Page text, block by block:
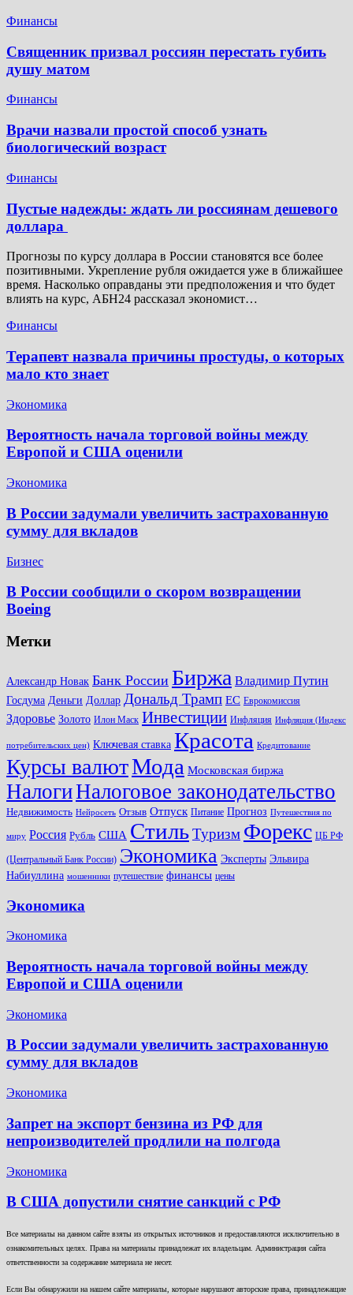
Финансы
Священник призвал россиян перестать губить
душу матом
Финансы
Врачи назвали простой способ узнать
биологический возраст
Финансы
Пустые надежды: ждать ли россиянам дешевого
доллара
Прогнозы по курсу доллара в России становятся все более
позитивными. Укрепление рубля ожидается уже в ближайшее
время. Насколько оправданы эти предположения и что будет
влиять на курс, АБН24 рассказал экономист…
Финансы
Терапевт назвала причины простуды, о которых
мало кто знает
Экономика
Вероятность начала торговой войны между
Европой и США оценили
Экономика
В России задумали увеличить застрахованную
сумму для вкладов
Бизнес
В России сообщили о скором возвращении
Boeing
Метки
Александр Новак Банк России Биржа Владимир Путин
Госдума Деньги Доллар Дональд Трамп ЕС Еврокомиссия
Здоровье Золото Илон Маск Инвестиции Инфляция Инфляция (Индекс
потребительских цен) Ключевая ставка Красота Кредитование
Курсы валютМода Московская биржа
НалогиНалоговое законодательство
Недвижимость Нейросеть Отзыв Отпуск Питание Прогноз Путешествия по
миру Россия Рубль США СтильТуризм Форекс ЦБ РФ
(Центральный Банк России) Экономика Эксперты Эльвира
Набиуллина мошенники путешествие финансы цены
Экономика
Экономика
Вероятность начала торговой войны между
Европой и США оценили
Экономика
В России задумали увеличить застрахованную
сумму для вкладов
Экономика
Запрет на экспорт бензина из РФ для
непроизводителей продлили на полгода
Экономика
В США допустили снятие санкций с РФ
Все материалы на данном сайте взяты из открытых источников и предоставляются исключительно в
ознакомительных целях. Права на материалы принадлежат их владельцам. Администрация сайта
ответственности за содержание материала не несет.
Если Вы обнаружили на нашем сайте материалы, которые нарушают авторские права, принадлежащие